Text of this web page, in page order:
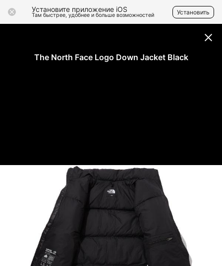
Установите приложение iOS
Там быстрее, удобнее и больше возможностей Установить
The North Face Logo Down Jacket Black